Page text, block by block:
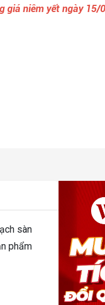
giá niêm yết ngày 15/
sàn
phẩm